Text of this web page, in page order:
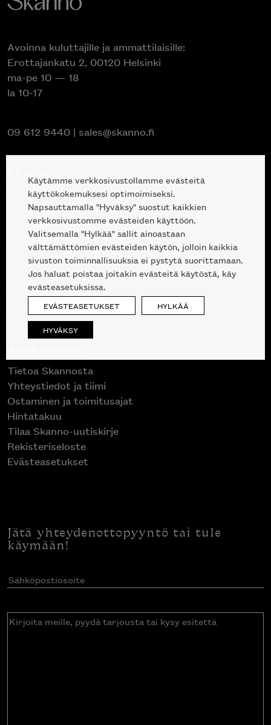
Avoinna kuluttajille ja ammattilaisille:
Erottajankatu 2, 00120 Helsinki
ma-pe 10 — 18
la 10-17
09 612 9440 | sales@skanno.fi
Tuotteet
Suunnittelupalvelu
Projektimyynti
Liike Helsingin keskustassa
Outlet
Poistuvat mallikappaleet
Tietoa Skannosta
Yhteystiedot ja tiimi
Ostaminen ja toimitusajat
Hintatakuu
Tilaa Skanno-uutiskirje
Rekisteriseloste
Evästeasetukset
Jätä yhteydenottopyyntö tai tule
käymään!
Sähköpostiosoite(Pakollinen)
Kirjoita
Käytämme verkkosivustollamme evästeitä
käyttökokemuksesi optimoimiseksi.
Napsauttamalla "Hyväksy" suostut kaikkien
verkkosivustomme evästeiden käyttöön.
Valitsemalla "Hylkää" sallit ainoastaan
välttämättömien evästeiden käytön, jolloin kaikkia
sivuston toiminnallisuuksia ei pystytä suorittamaan.
Jos haluat poistaa joitakin evästeitä käytöstä, käy
evästeasetuksissa.
EVÄSTEASETUKSET HYLKÄÄ
HYVÄKSY